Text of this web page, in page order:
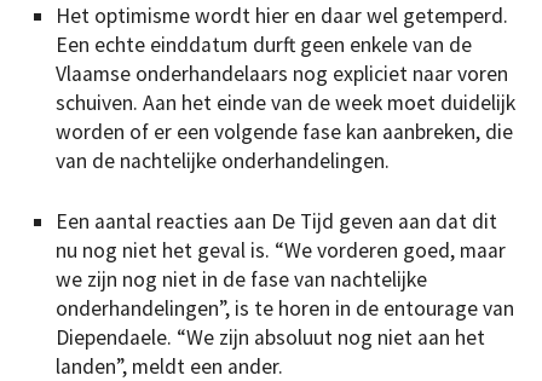
Het optimisme wordt hier en daar wel getemperd.
Een echte einddatum durft geen enkele van de
Vlaamse onderhandelaars nog expliciet naar voren
schuiven. Aan het einde van de week moet duidelijk
worden of er een volgende fase kan aanbreken, die
van de nachtelijke onderhandelingen.
Een aantal reacties aan De Tijd geven aan dat dit
nu nog niet het geval is. “We vorderen goed, maar
we zijn nog niet in de fase van nachtelijke
onderhandelingen”, is te horen in de entourage van
Diependaele. “We zijn absoluut nog niet aan het
landen”, meldt een ander.